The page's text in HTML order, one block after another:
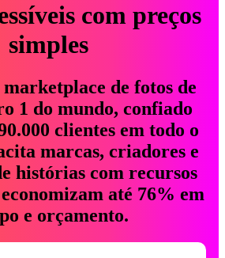
com preços
simples
marketplace de fotos de
1 do mundo, confiado
clientes em todo o
marcas, criadores e
histórias com recursos
até 76% em
e orçamento.